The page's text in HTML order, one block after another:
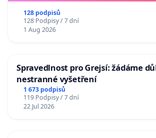
128 podpisů
128 Podpisy / 7 dní
1 Aug 2026
Spravedlnost pro Grejsí: žádáme
nestranné vyšetření
1 673 podpisů
119 Podpisy / 7 dní
22 Jul 2026